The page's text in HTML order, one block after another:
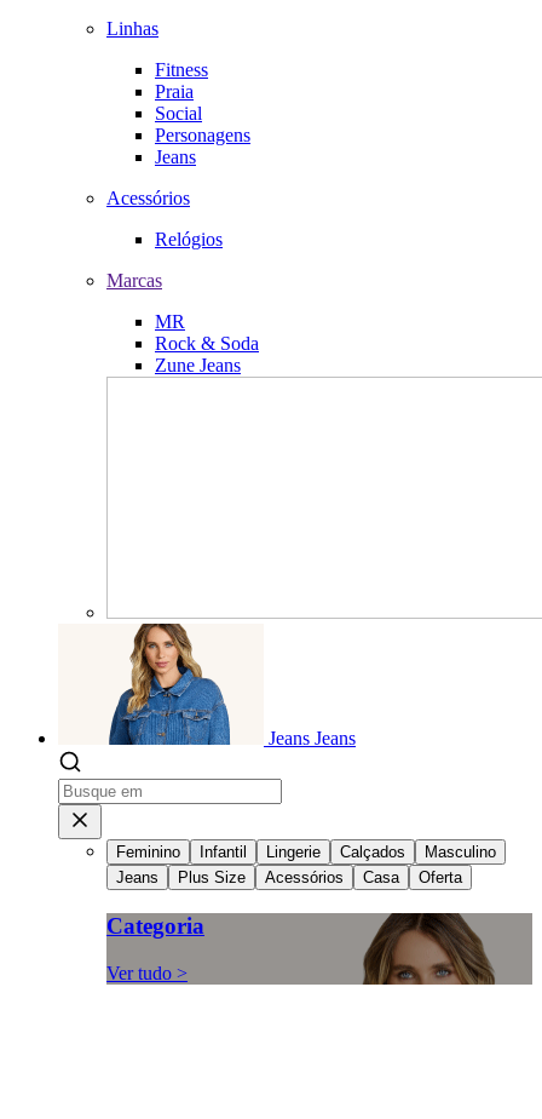
Linhas
Fitness
Praia
Social
Personagens
Jeans
Acessórios
Relógios
Marcas
MR
Rock & Soda
Zune Jeans
Jeans Jeans
Feminino Infantil Lingerie Calçados
Masculino
Jeans
Plus Size Acessórios Casa Oferta
Categoria
Ver tudo >